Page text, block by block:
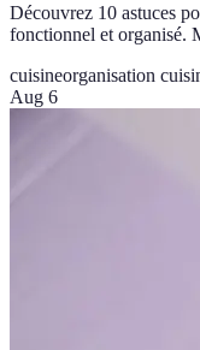
Découvrez 10 astuces
fonctionnel et organisé.
cuisineorganisation
Aug 6